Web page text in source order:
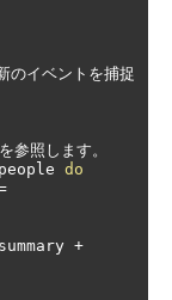
のイベントを捕捉
参照します。
do
+